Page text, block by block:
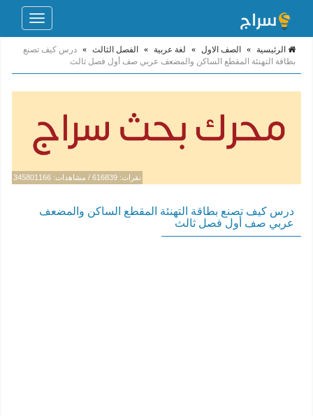
Toggle
الرئيسية » الصف الاول » لغة عربية » الفصل الثالث » درس كيف تصنع
بطاقة التهنئة المقطع الساكن والمضعف عربي صف أول فصل ثالث
نقرات: 616839 / مشاهدات: 345801166
درس كيف تصنع بطاقة التهنئة المقطع الساكن والمضعف
عربي صف أول فصل ثالث